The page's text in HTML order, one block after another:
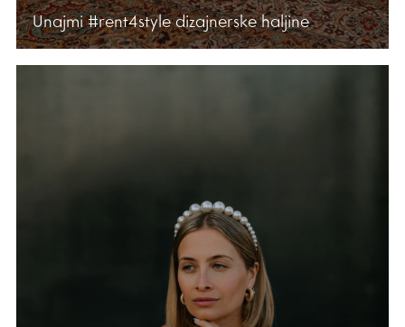
Unajmi #rent4style dizajnerske haljine